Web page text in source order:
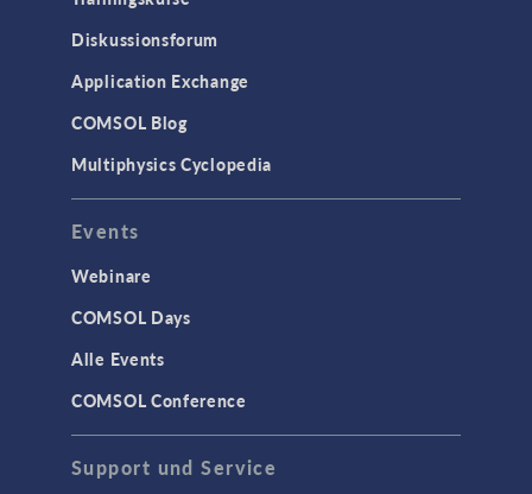
Diskussionsforum
Application Exchange
COMSOL Blog
Multiphysics Cyclopedia
Events
Webinare
COMSOL Days
Alle Events
COMSOL Conference
Support und Service